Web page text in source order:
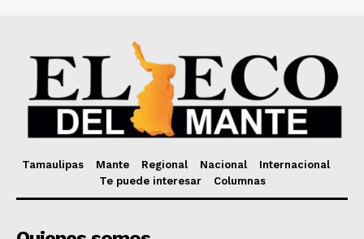
Tamaulipas Mante Regional Nacional
Internacional
Te puede interesar
Columnas